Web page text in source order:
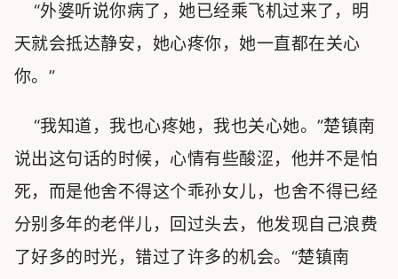
“外婆听说你病了，她已经乘飞机过来了，明
天就会抵达静安，她心疼你，她一直都在关心
你。”
“我知道，我也心疼她，我也关心她。”楚镇南
说出这句话的时候，心情有些酸涩，他并不是怕
死，而是他舍不得这个乖孙女儿，也舍不得已经
分别多年的老伴儿，回过头去，他发现自己浪费
了好多的时光，错过了许多的机会。“楚镇南